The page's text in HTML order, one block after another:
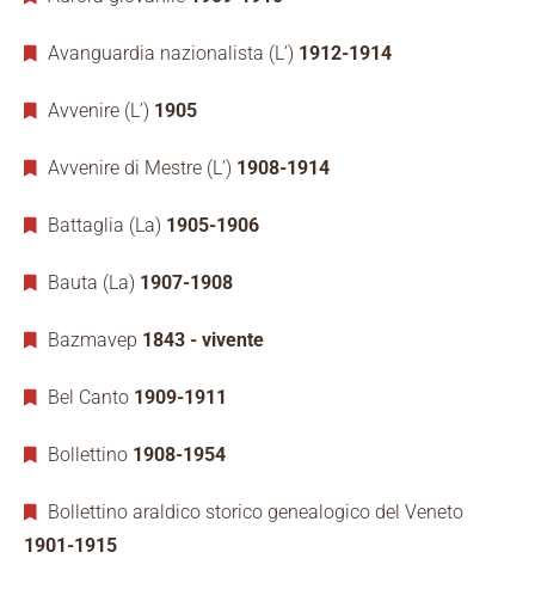
Avanguardia nazionalista (L’) 1912-1914
Avvenire (L’) 1905
Avvenire di Mestre (L’) 1908-1914
Battaglia (La) 1905-1906
Bauta (La) 1907-1908
Bazmavep 1843 - vivente
Bel Canto 1909-1911
Bollettino 1908-1954
Bollettino araldico storico genealogico del Veneto
1901-1915